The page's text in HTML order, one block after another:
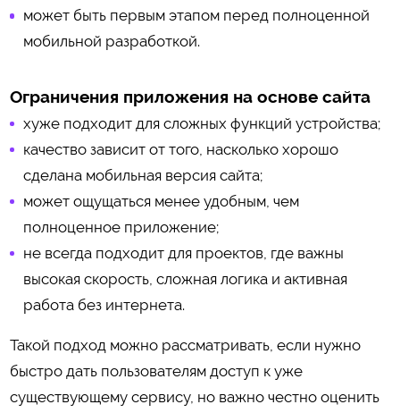
может быть первым этапом перед полноценной
мобильной разработкой.
Ограничения приложения на основе сайта
хуже подходит для сложных функций устройства;
качество зависит от того, насколько хорошо
сделана мобильная версия сайта;
может ощущаться менее удобным, чем
полноценное приложение;
не всегда подходит для проектов, где важны
высокая скорость, сложная логика и активная
работа без интернета.
Такой подход можно рассматривать, если нужно
быстро дать пользователям доступ к уже
существующему сервису, но важно честно оценить